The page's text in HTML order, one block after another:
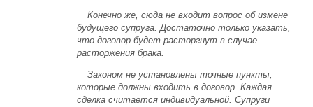
Конечно же, сюда не входит вопрос об измене
будущего супруга. Достаточно только указать,
что договор будет расторгнут в случае
расторжения брака.
Законом не установлены точные пункты,
которые должны входить в договор. Каждая
сделка считается индивидуальной. Супруги